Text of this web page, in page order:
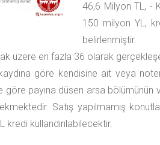
46,6 Milyon TL, -
150 milyon YL,
belirlenmiştir.
en fazla 36 olarak
göre kendisine ait veya
göre payına düsen arsa bölümünün
Satış yapılmamış
kullandırılabilecektir.